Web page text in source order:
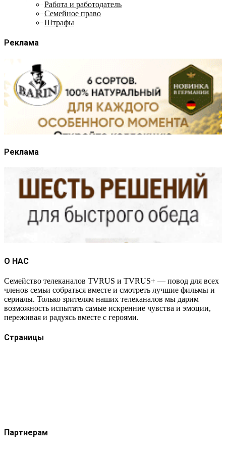
Работа и работодатель
Семейное право
Штрафы
Реклама
Реклама
О НАС
Семейство телеканалов TVRUS и TVRUS+ — повод для всех
членов семьи собраться вместе и смотреть лучшие фильмы и
сериалы. Только зрителям наших телеканалов мы дарим
возможность испытать самые искренние чувства и эмоции,
переживая и радуясь вместе с героями.
Страницы
Партнерам